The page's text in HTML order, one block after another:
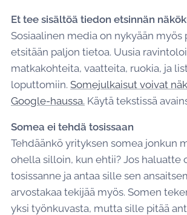
Et tee sisältöä tiedon etsinnän
Sosiaalinen media on nykyään myös
etsitään paljon tietoa. Uusia
matkakohteita, vaatteita, ruokia, ja
loputtomiin. Somejulkaisut voivat
Google-haussa. Käytä tekstissä
Somea ei tehdä tosissaan
Tehdäänkö yrityksen somea jonkun
ohella silloin, kun ehtii? Jos haluatte
tosissanne ja antaa sille sen
arvostakaa tekijää myös. Somen
yksi työnkuvasta, mutta sille pitää